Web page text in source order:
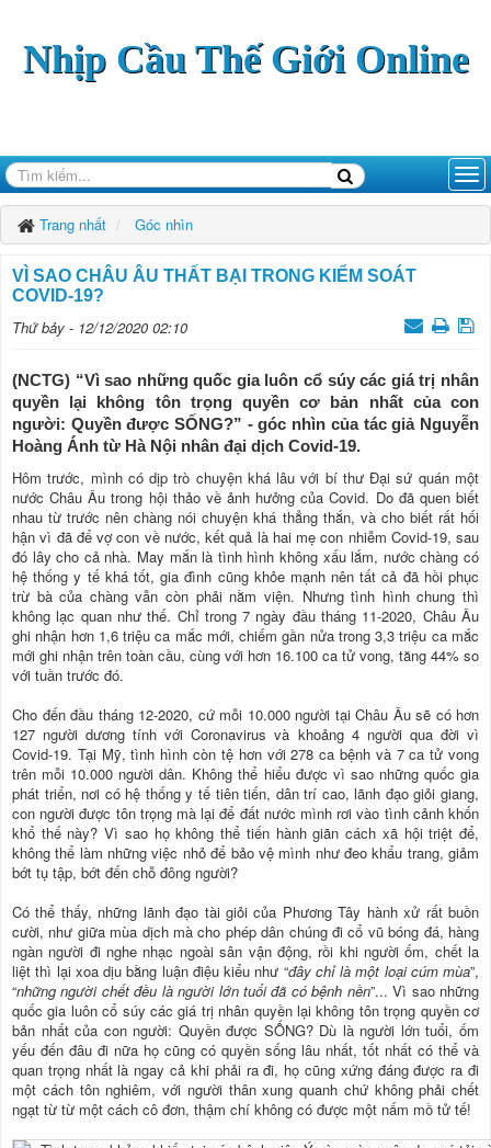
Nhịp Cầu Thế Giới Online
Trang nhất Góc nhìn
VÌ SAO CHÂU ÂU THẤT BẠI TRONG KIỂM SOÁT
COVID-19?
Thứ bảy - 12/12/2020 02:10
(NCTG) “Vì sao những quốc gia luôn cổ súy các giá trị nhân
quyền lại không tôn trọng quyền cơ bản nhất của con
người: Quyền được SỐNG?” - góc nhìn của tác giả Nguyễn
Hoàng Ánh từ Hà Nội nhân đại dịch Covid-19.
Hôm trước, mình có dịp trò chuyện khá lâu với bí thư Đại sứ quán một
nước Châu Âu trong hội thảo về ảnh hưởng của Covid. Do đã quen biết
nhau từ trước nên chàng nói chuyện khá thẳng thắn, và cho biết rất hối
hận vì đã để vợ con về nước, kết quả là hai mẹ con nhiễm Covid-19, sau
đó lây cho cả nhà. May mắn là tình hình không xấu lắm, nước chàng có
hệ thống y tế khá tốt, gia đình cũng khỏe mạnh nên tất cả đã hồi phục
trừ bà của chàng vẫn còn phải nằm viện. Nhưng tình hình chung thì
không lạc quan như thế. Chỉ trong 7 ngày đầu tháng 11-2020, Châu Âu
ghi nhận hơn 1,6 triệu ca mắc mới, chiếm gần nửa trong 3,3 triệu ca mắc
mới ghi nhận trên toàn cầu, cùng với hơn 16.100 ca tử vong, tăng 44% so
với tuần trước đó.
Cho đến đầu tháng 12-2020, cứ mỗi 10.000 người tại Châu Âu sẽ có hơn
127 người dương tính với Coronavirus và khoảng 4 người qua đời vì
Covid-19. Tại Mỹ, tình hình còn tệ hơn với 278 ca bệnh và 7 ca tử vong
trên mỗi 10.000 người dân. Không thể hiểu được vì sao những quốc gia
phát triển, nơi có hệ thống y tế tiên tiến, dân trí cao, lãnh đạo giỏi giang,
con người được tôn trọng mà lại để đất nước mình rơi vào tình cảnh khốn
khổ thế này? Vì sao họ không thể tiến hành giãn cách xã hội triệt để,
không thể làm những việc nhỏ để bảo vệ mình như đeo khẩu trang, giảm
bớt tụ tập, bớt đến chỗ đông người?
Có thể thấy, những lãnh đạo tài giỏi của Phương Tây hành xử rất buồn
cười, như giữa mùa dịch mà cho phép dân chúng đi cổ vũ bóng đá, hàng
ngàn người đi nghe nhạc ngoài sân vận động, rồi khi người ốm, chết la
liệt thì lại xoa dịu bằng luận điệu kiểu như “đây chỉ là một loại cúm mùa”,
“những người chết đều là người lớn tuổi đã có bệnh nền”... Vì sao những
quốc gia luôn cổ súy các giá trị nhân quyền lại không tôn trọng quyền cơ
bản nhất của con người: Quyền được SỐNG? Dù là người lớn tuổi, ốm
yếu đến đâu đi nữa họ cũng có quyền sống lâu nhất, tốt nhất có thể và
quan trọng nhất là ngay cả khi phải ra đi, họ cũng xứng đáng được ra đi
một cách tôn nghiêm, với người thân xung quanh chứ không phải chết
ngạt từ từ một cách cô đơn, thậm chí không có được một nấm mồ tử tế!